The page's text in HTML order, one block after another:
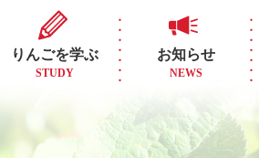
りんごを学ぶ
STUDY
お知らせ
NEWS